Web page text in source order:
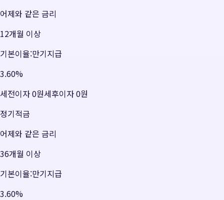
어제와 같은 금리
12개월 이상
기본이율:만기지급
3.60%
세전이자0원세후이자0원
정기적금
어제와 같은 금리
36개월 이상
기본이율:만기지급
3.60%